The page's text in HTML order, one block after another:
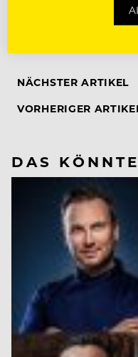
NÄCHSTER ARTIKEL
VORHERIGER
DAS